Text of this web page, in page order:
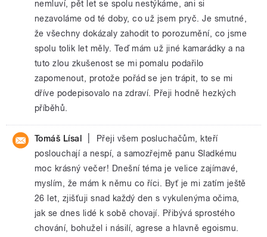
nemluví, pět let se spolu nestýkáme, ani si
nezavoláme od té doby, co už jsem pryč. Je smutné,
že všechny dokázaly zahodit to porozumění, co jsme
spolu tolik let měly. Teď mám už jiné kamarádky a na
tuto zlou zkušenost se mi pomalu podařilo
zapomenout, protože pořád se jen trápit, to se mi
dříve podepisovalo na zdraví. Přeji hodně hezkých
příběhů.
Tomáš Lísal
Přeji všem posluchačům, kteří
poslouchají a nespí, a samozřejmě panu Sladkému
moc krásný večer! Dnešní téma je velice zajímavé,
myslím, že mám k němu co říci. Byť je mi zatím ještě
26 let, zjišťuji snad každý den s vykulenýma očima,
jak se dnes lidé k sobě chovají. Přibývá sprostého
chování, bohužel i násilí, agrese a hlavně egoismu.